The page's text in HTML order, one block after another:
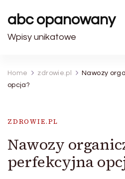
abc opanowany
Wpisy unikatowe
Home zdrowie.pl
Nawozy
opcja?
ZDROWIE.PL
Nawozy
perfekcyjna